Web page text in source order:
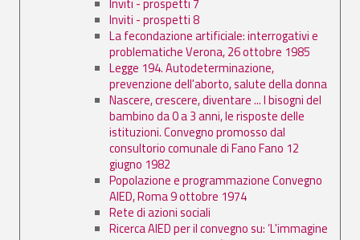
Inviti - prospetti 8
La fecondazione artificiale: interrogativi e
problematiche Verona, 26 ottobre 1985
Legge 194. Autodeterminazione,
prevenzione dell'aborto, salute della donna
Nascere, crescere, diventare ... I bisogni del
bambino da 0 a 3 anni, le risposte delle
istituzioni. Convegno promosso dal
consultorio comunale di Fano Fano 12
giugno 1982
Popolazione e programmazione Convegno
AIED, Roma 9 ottobre 1974
Rete di azioni sociali
Ricerca AIED per il convegno su: ’L'immagine